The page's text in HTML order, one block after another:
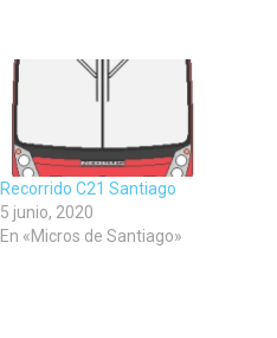
Recorrido C21 Santiago
5 junio, 2020
En «Micros de Santiago»